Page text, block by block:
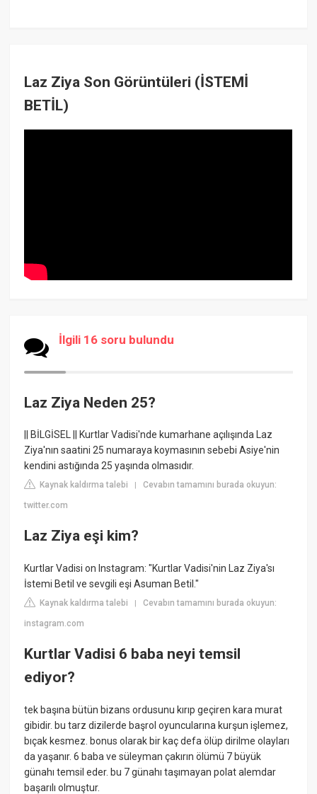
Laz Ziya Son Görüntüleri (İSTEMİ
BETİL)
İlgili 16 soru bulundu
Laz Ziya Neden 25?
|| BİLGİSEL || Kurtlar Vadisi'nde kumarhane açılışında Laz
Ziya'nın saatini 25 numaraya koymasının sebebi Asiye'nin
kendini astığında 25 yaşında olmasıdır.
Kaynak kaldırma talebi |Cevabın tamamını burada okuyun:
twitter.com
Laz Ziya eşi kim?
Kurtlar Vadisi on Instagram: "Kurtlar Vadisi'nin Laz Ziya'sı
İstemi Betil ve sevgili eşi Asuman Betil."
Kaynak kaldırma talebi |Cevabın tamamını burada okuyun:
instagram.com
Kurtlar Vadisi 6 baba neyi temsil
ediyor?
tek başına bütün bizans ordusunu kırıp geçiren kara murat
gibidir. bu tarz dizilerde başrol oyuncularına kurşun işlemez,
bıçak kesmez. bonus olarak bir kaç defa ölüp dirilme olayları
da yaşanır. 6 baba ve süleyman çakırın ölümü 7 büyük
günahı temsil eder. bu 7 günahı taşımayan polat alemdar
başarılı olmuştur.